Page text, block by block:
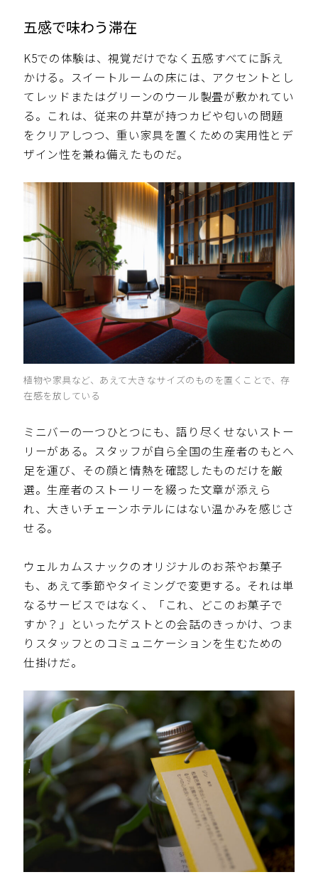
五感で味わう滞在
K5での体験は、視覚だけでなく五感すべてに訴え
かける。スイートルームの床には、アクセントとし
てレッドまたはグリーンのウール製畳が敷かれてい
る。これは、従来の井草が持つカビや匂いの問題
をクリアしつつ、重い家具を置くための実用性とデ
ザイン性を兼ね備えたものだ。
植物や家具など、あえて大きなサイズのものを置くことで、存
在感を放している
ミニバーの一つひとつにも、語り尽くせないストー
リーがある。スタッフが自ら全国の生産者のもとへ
足を運び、その顔と情熱を確認したものだけを厳
選。生産者のストーリーを綴った文章が添えら
れ、大きいチェーンホテルにはない温かみを感じさ
せる。
ウェルカムスナックのオリジナルのお茶やお菓子
も、あえて季節やタイミングで変更する。それは単
なるサービスではなく、「これ、どこのお菓子で
すか？」といったゲストとの会話のきっかけ、つま
りスタッフとのコミュニケーションを生むための
仕掛けだ。